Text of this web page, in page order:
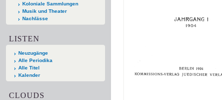
Koloniale Sammlungen
Musik und Theater
Nachlässe
LISTEN
Neuzugänge
Alle Periodika
Alle Titel
Kalender
CLOUDS